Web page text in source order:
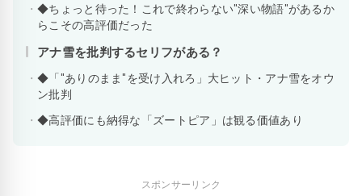
◆ちょっと待った！これで終わらない"深い物語"があるか
らこその高評価だった
アナ雪を批判するセリフがある？
◆「"ありのまま"を受け入れろ」大ヒット・アナ雪をオウ
ン批判
◆高評価にも納得な「ズートピア」は観る価値あり
スポンサーリンク